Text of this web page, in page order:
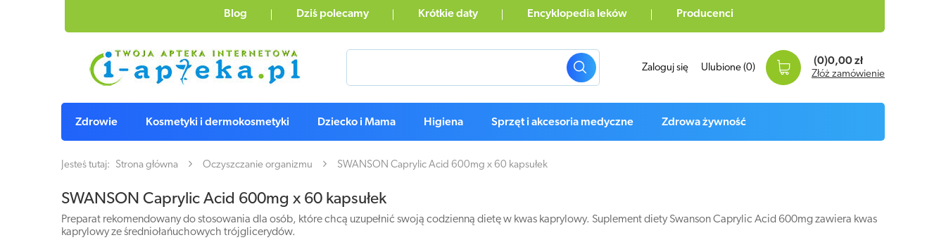
Blog Dziś polecamy Krótkie daty Encyklopedia leków Producenci
Zaloguj się Ulubione (0)
(0)0,00 zł
Złóż zamówienie
Zdrowie Kosmetyki i dermokosmetyki Dziecko i Mama Higiena Sprzęt i akcesoria medyczne Zdrowa żywność
Jesteś tutaj: Strona główna Oczyszczanie organizmu SWANSON Caprylic Acid 600mg x 60 kapsułek
SWANSON Caprylic Acid 600mg x 60 kapsułek
Preparat rekomendowany do stosowania dla osób, które chcą uzupełnić swoją codzienną dietę w kwas kaprylowy. Suplement diety Swanson Caprylic Acid 600mg zawiera kwas
kaprylowy ze średniołańuchowych trójglicerydów.